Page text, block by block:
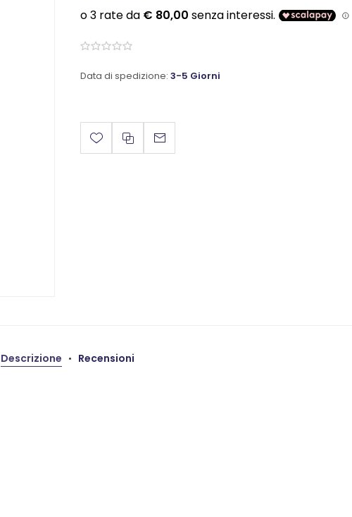
Data di spedizione: 3-5 Giorni
Descrizione Recensioni